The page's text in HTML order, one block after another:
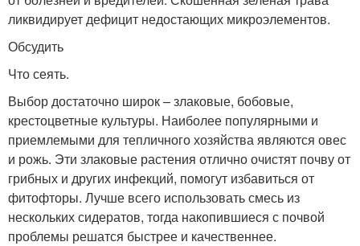
ликвидирует дефицит недостающих микроэлементов.
Обсудить
Что сеять.
Выбор достаточно широк – злаковые, бобовые,
крестоцветные культуры. Наиболее популярными и
приемлемыми для тепличного хозяйства являются овес
и рожь. Эти злаковые растения отлично очистят почву от
грибных и других инфекций, помогут избавиться от
фитофторы. Лучше всего использовать смесь из
нескольких сидератов, тогда накопившиеся с почвой
проблемы решатся быстрее и качественнее.